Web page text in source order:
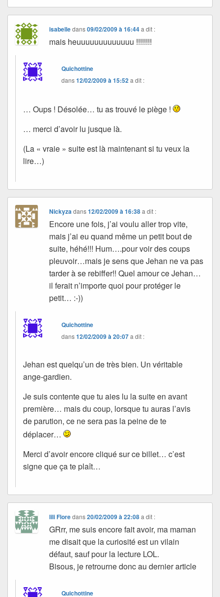
isabelledans09/02/2009 à 16:44 a dit :
mais heuuuuuuuuuuuuu !!!!!!!!
Quichottine
dans12/02/2009 à 15:52a dit :
… Oups ! Désolée… tu as trouvé le piège !
… merci d’avoir lu jusque là.
(La « vraie » suite est là maintenant si tu veux la
lire…)
Nickyzadans12/02/2009 à 16:38 a dit :
Encore une fois, j’ai voulu aller trop vite,
mais j’ai eu quand même un petit bout de
suite, héhé!!! Hum….pour voir des coups
pleuvoir…mais je sens que Jehan ne va pas
tarder à se rebiffer!! Quel amour ce Jehan…
il ferait n’importe quoi pour protéger le
petit… :-))
Quichottine
dans12/02/2009 à 20:07a dit :
Jehan est quelqu’un de très bien. Un véritable
ange-gardien.
Je suis contente que tu aies lu la suite en avant
première… mais du coup, lorsque tu auras l’avis
de parution, ce ne sera pas la peine de te
déplacer…
Merci d’avoir encore cliqué sur ce billet… c’est
signe que ça te plaît…
lili Floredans20/02/2009 à 22:08 a dit :
GRrr, me suis encore fait avoir, ma maman
me disait que la curiosité est un vilain
défaut, sauf pour la lecture LOL.
Bisous, je retrourne donc au dernier article
Quichottine